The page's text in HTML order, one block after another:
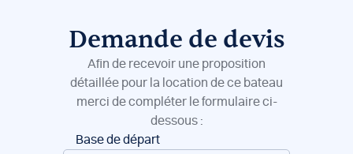
Demande de devis
Afin de recevoir une proposition
détaillée pour la location de ce bateau
merci de compléter le formulaire ci-
dessous :
Réservation
Base de départ